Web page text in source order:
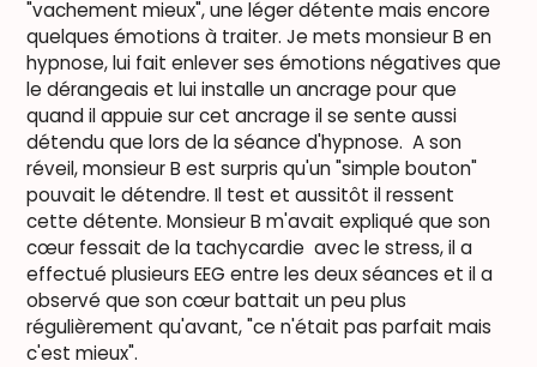
"vachement mieux", une léger détente mais encore
quelques émotions à traiter. Je mets monsieur B en
hypnose, lui fait enlever ses émotions négatives que
le dérangeais et lui installe un ancrage pour que
quand il appuie sur cet ancrage il se sente aussi
détendu que lors de la séance d'hypnose. A son
réveil, monsieur B est surpris qu'un "simple bouton"
pouvait le détendre. Il test et aussitôt il ressent
cette détente. Monsieur B m'avait expliqué que son
cœur fessait de la tachycardie avec le stress, il a
effectué plusieurs EEG entre les deux séances et il a
observé que son cœur battait un peu plus
régulièrement qu'avant, "ce n'était pas parfait mais
c'est mieux".